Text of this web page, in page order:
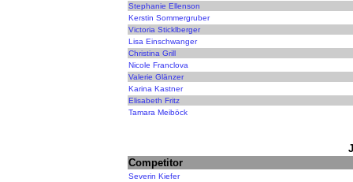
Stephanie Ellenson
Kerstin Sommergruber
Victoria Sticklberger
Lisa Einschwanger
Christina Grill
Nicole Franclova
Valerie Glänzer
Karina Kastner
Elisabeth Fritz
Tamara Meiböck
Competitor
Severin Kiefer